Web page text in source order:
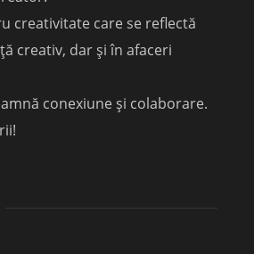
creativitate care se reflectă
creativ, dar și în afaceri
conexiune și colaborare.